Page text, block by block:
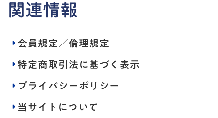
関連情報
会員規定／倫理規定
特定商取引法に基づく表示
プライバシーポリシー
当サイトについて